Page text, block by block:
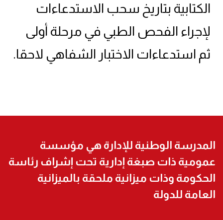
الكتابية بتاريخ سحب الاستدعاءات
لإجراء الفحص الطبي في مرحلة أولى
ثم استدعاءات الاختبار الشفاهي لاحقا.
المدرسة الوطنية للإدارة هي مؤسسة
عمومية ذات صبغة إدارية تحت إشراف رئاسة
الحكومة وذات ميزانية ملحقة بالميزانية
العامة للدولة